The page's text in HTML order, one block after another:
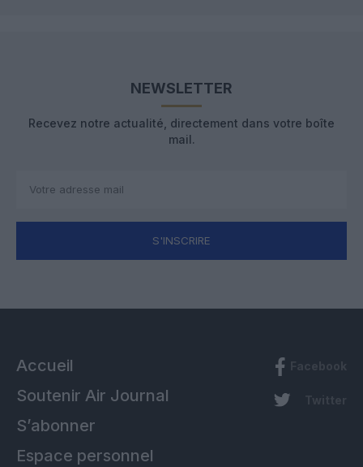
NEWSLETTER
Recevez notre actualité, directement dans votre boîte
mail.
S'INSCRIRE
Accueil
Soutenir Air Journal
S’abonner
Espace personnel